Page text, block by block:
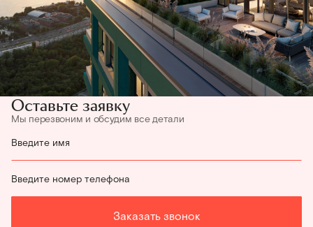
Оставьте заявку
Мы перезвоним и обсудим все детали
Введите имя
Введите номер телефона
Заказать звонок